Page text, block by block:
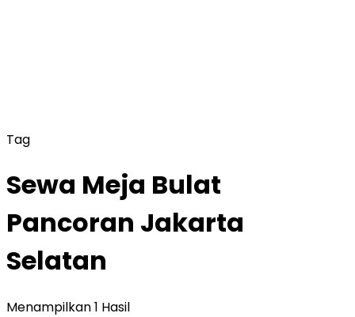
Tag
Sewa Meja Bulat
Pancoran Jakarta
Selatan
Menampilkan 1 Hasil